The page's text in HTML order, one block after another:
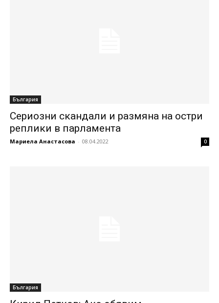
България
Сериозни скандали и размяна на остри
реплики в парламента
Мариела Анастасова - 08.04.2022 0
България